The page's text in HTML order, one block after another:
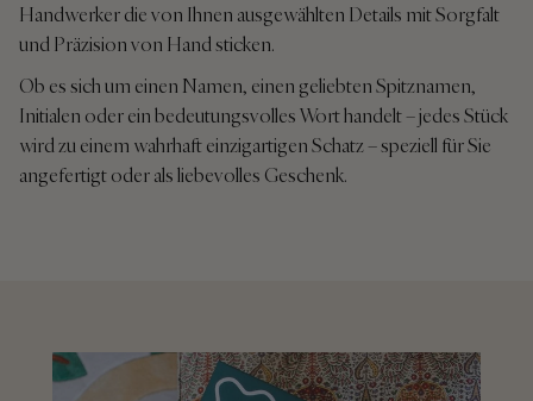
Handwerker die von Ihnen ausgewählten Details mit Sorgfalt
und Präzision von Hand sticken.
Ob es sich um einen Namen, einen geliebten Spitznamen,
Initialen oder ein bedeutungsvolles Wort handelt – jedes Stück
wird zu einem wahrhaft einzigartigen Schatz – speziell für Sie
angefertigt oder als liebevolles Geschenk.